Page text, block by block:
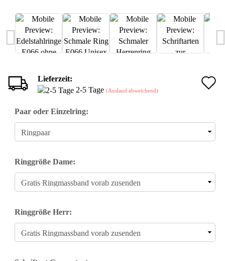
Lieferzeit:
2-5 Tage (Ausland abweichend)
Paar oder Einzelring:
Ringgröße Dame:
Ringgröße Herr: